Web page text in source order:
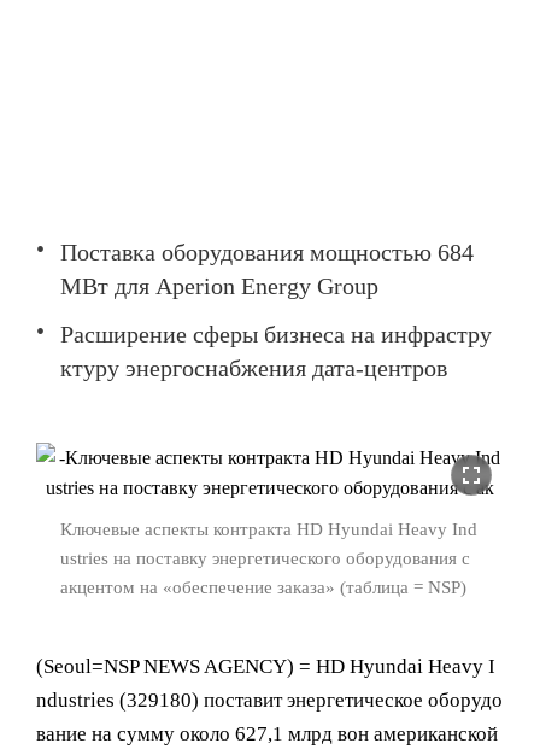
Поставка оборудования мощностью 684
МВт для Aperion Energy Group
Расширение сферы бизнеса на инфрастру
ктуру энергоснабжения дата-центров
fullscreen
Ключевые аспекты контракта HD Hyundai Heavy Ind
ustries на поставку энергетического оборудования с
акцентом на «обеспечение заказа» (таблица = NSP)
(Seoul=NSP NEWS AGENCY) = HD Hyundai Heavy I
ndustries (329180) поставит энергетическое оборудо
вание на сумму около 627,1 млрд вон американской